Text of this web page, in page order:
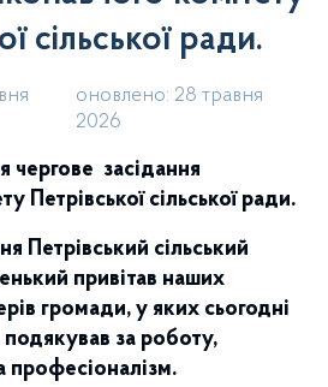
сільської ради.
оновлено: 28 травня
2026
чергове засідання
Петрівської сільської ради.
Петрівський сільський
привітав наших
громади, у яких сьогодні
за роботу,
професіоналізм.